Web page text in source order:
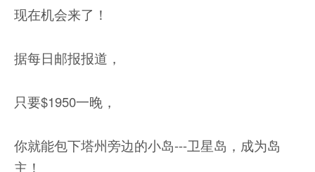
现在机会来了！
据每日邮报报道，
只要$1950一晚，
你就能包下塔州旁边的小岛---卫星岛，成为岛
主！